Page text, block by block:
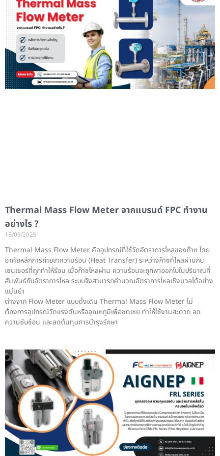
Thermal Mass Flow Meter จากแบรนด์ FPC ทำงาน
อย่างไร ?
15/09/2025
Thermal Mass Flow Meter คืออุปกรณ์ที่ใช้วัดอัตราการไหลของก๊าซ โดย
อาศัยหลักการถ่ายเทความร้อน (Heat Transfer) ระหว่างก๊าซที่ไหลผ่านกับ
เซนเซอร์ที่ถูกทำให้ร้อน เมื่อก๊าซไหลผ่าน ความร้อนจะถูกพาออกไปในปริมาณที่
สัมพันธ์กับอัตราการไหล ระบบจึงสามารถคำนวณอัตราการไหลเชิงมวลได้อย่าง
แม่นยำ
ต่างจาก Flow Meter แบบดั้งเดิม Thermal Mass Flow Meter ไม่
ต้องการอุปกรณ์วัดแรงดันหรืออุณหภูมิเพื่อชดเชย ทำให้ใช้งานสะดวก ลด
ความซับซ้อน และลดต้นทุนการบำรุงรักษา